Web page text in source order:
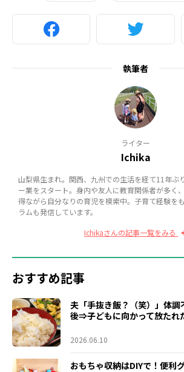
執筆者
ライター
Ichika
山梨県生まれ。関西、九州での生活を経て11年ぶ
ー業をスタート。身内や友人に教育関係者が多く
得ながら自分なりの育児を模索中。子育て経験を
ラムも発信しています。
Ichikaさんの記事一覧をみる
おすすめ記事
夫「手抜き飯？（笑）」体
後⇒子どもに向かって放たれ
2026.06.10
おもちゃ収納はDIYで！便利